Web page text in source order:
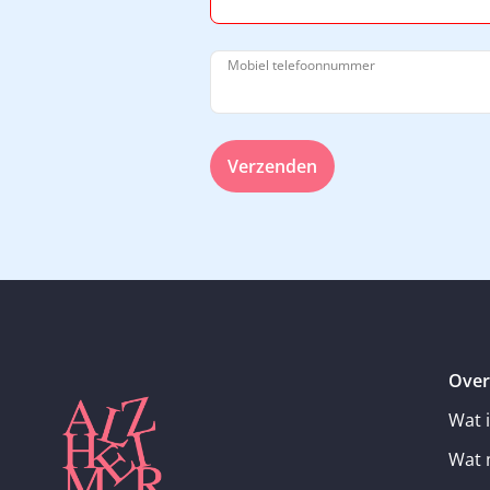
Mobiel telefoonnummer
Verzenden
Wat
Wat